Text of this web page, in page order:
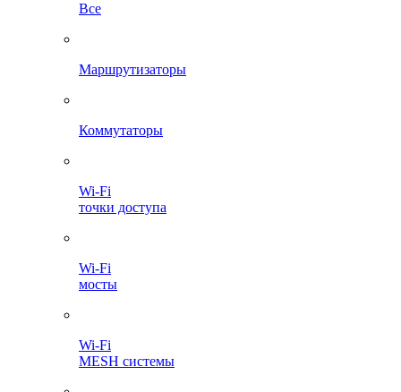
Все
Маршрутизаторы
Коммутаторы
Wi-Fi
точки доступа
Wi-Fi
мосты
Wi-Fi
MESH системы